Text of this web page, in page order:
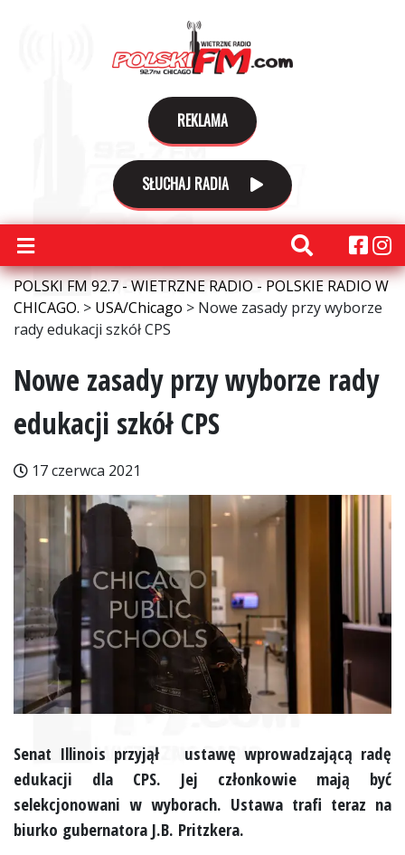
REKLAMA
SŁUCHAJ RADIA
POLSKI FM 92.7 - WIETRZNE RADIO - POLSKIE RADIO W
CHICAGO. > USA/Chicago > Nowe zasady przy wyborze
rady edukacji szkół CPS
Nowe zasady przy wyborze rady
edukacji szkół CPS
17 czerwca 2021
Senat Illinois przyjął ustawę wprowadzającą radę
edukacji dla CPS. Jej członkowie mają być
selekcjonowani w wyborach. Ustawa trafi teraz na
biurko gubernatora J.B. Pritzkera.